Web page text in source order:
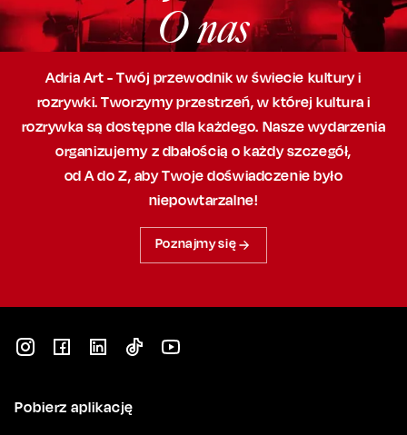
O nas
Adria Art - Twój przewodnik w świecie kultury i
rozrywki. Tworzymy przestrzeń,w której kultura i
rozrywka są dostępne dla każdego. Nasze wydarzenia
organizujemy z dbałością o każdy szczegół,
od A do Z, abyTwoje doświadczenie było
niepowtarzalne!
Poznajmy się
Pobierz aplikację